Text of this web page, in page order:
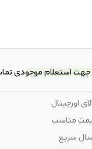
:
157 mm
جهت استعلام موجودی
اورجینال
مناسب
سریع